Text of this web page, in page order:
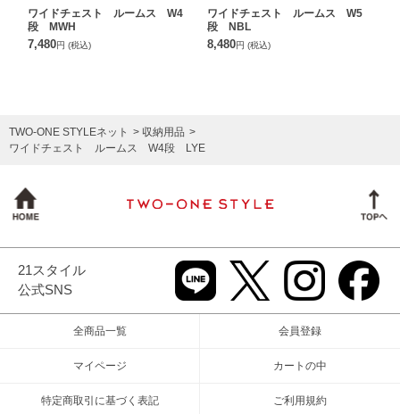
ワイドチェスト ルームス W4
段 MWH
7,480円 (税込)
ワイドチェスト ルームス W5
段 NBL
8,480円 (税込)
TWO-ONE STYLEネット
収納用品
ワイドチェスト ルームス W4段 LYE
21スタイル
公式SNS
全商品一覧 会員登録
マイページ カートの中
特定商取引に基づく表記 ご利用規約